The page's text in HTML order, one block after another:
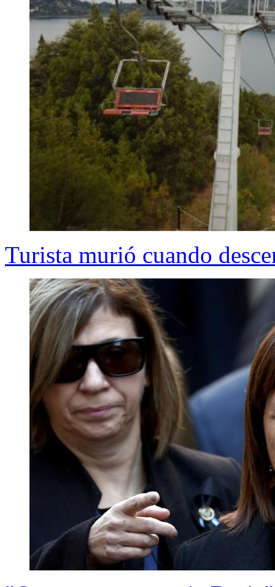
Turista murió cuando